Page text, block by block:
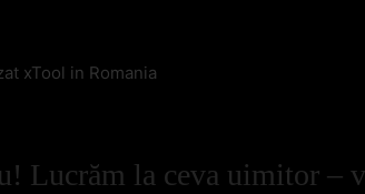
xTool in Romania
Lucrăm la ceva uimitor –